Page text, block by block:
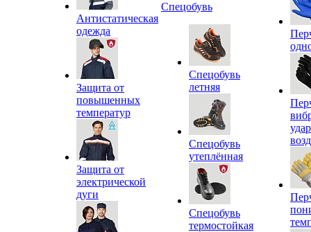
Антистатическая
одежда
Защита от
повышенных
температур
Защита от
электрической
дуги
Спецобувь
Спецобувь
летняя
Спецобувь
утеплённая
Спецобувь
термостойкая